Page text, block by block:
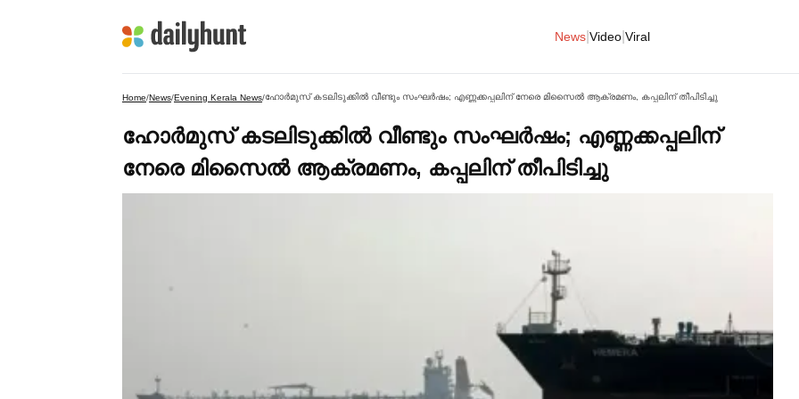
News Video Viral
Home/News/Evening Kerala News/ഹോര്‍മുസ് കടലിടുക്കില്‍ വീണ്ടും സംഘര്‍ഷം; എണ്ണക്കപ്പലിന് നേരെ മിസൈല്‍ ആക്രമണം, കപ്പലിന് തീപിടിച്ചു
ഹോര്‍മുസ് കടലിടുക്കില്‍ വീണ്ടും സംഘര്‍ഷം; എണ്ണക്കപ്പലിന്
നേരെ മിസൈല്‍ ആക്രമണം, കപ്പലിന് തീപിടിച്ചു